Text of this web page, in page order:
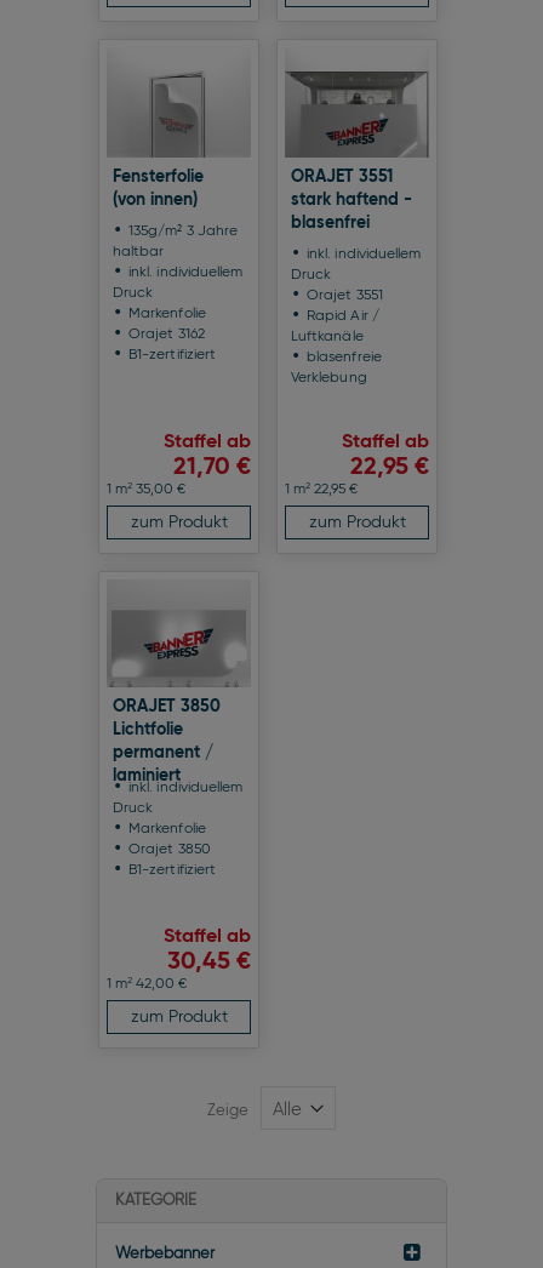
Fensterfolie
(von innen)
135g/m² 3 Jahre
haltbar
inkl. individuellem
Druck
Markenfolie
Orajet 3162
B1-zertifiziert
Staffel ab
21,70 €
1 m2 35,00 €
zum Produkt
ORAJET 3551
stark haftend -
blasenfrei
inkl. individuellem
Druck
Orajet 3551
Rapid Air /
Luftkanäle
blasenfreie
Verklebung
Staffel ab
22,95 €
1 m2 22,95 €
zum Produkt
ORAJET 3850
Lichtfolie
permanent /
laminiert
inkl. individuellem
Druck
Markenfolie
Orajet 3850
B1-zertifiziert
Staffel ab
30,45 €
1 m2 42,00 €
zum Produkt
Zeige
KATEGORIE
Werbebanner